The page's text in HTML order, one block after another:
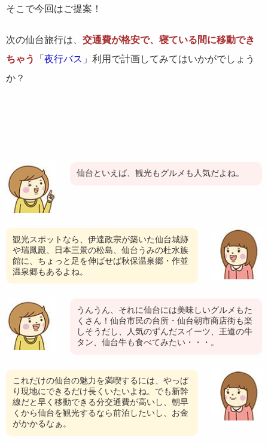
そこで今回はご提案！
次の仙台旅行は、 交通費が格安で、寝ている間に移動でき
ちゃう
「 夜行バス 」利用で計画してみてはいかがでしょう
か？
仙台といえば、観光もグルメも人気だよね。
観光スポットなら、伊達政宗が築いた仙台城跡
や瑞鳳殿、日本三景の松島、仙台うみの杜水族
館に、ちょっと足を伸ばせば秋保温泉郷・作並
温泉郷もあるよね。
うんうん、それに仙台には美味しいグルメもた
くさん！仙台市民の台所・仙台朝市商店街も楽
しそうだし、人気のずんだスイーツ、王道の牛
タン、仙台牛も食べてみたい・・・。
これだけの仙台の魅力を満喫するには、やっぱ
り現地にできるだけ長くいたいよね。でも新幹
線だと早く移動できる分交通費が高いし、朝早
くから仙台を観光するなら前泊したいし、お金
がかかるなぁ。